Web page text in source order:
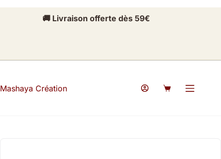
🚚 Livraison offerte dès 59€
Mashaya Création
Panier